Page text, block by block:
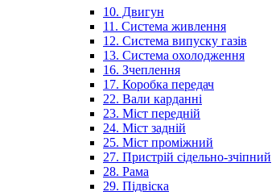
10. Двигун
11. Система живлення
12. Система випуску газів
13. Система охолодження
16. Зчеплення
17. Коробка передач
22. Вали карданні
23. Міст передній
24. Міст задній
25. Міст проміжний
27. Пристрій сідельно-зчіпний
28. Рама
29. Підвіска